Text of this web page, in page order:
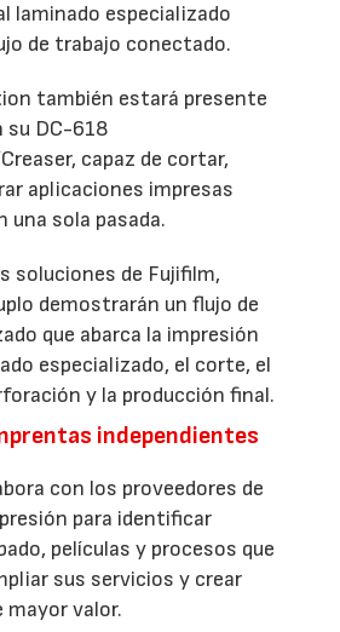
laminado especializado
de trabajo conectado.
también estará presente
su DC-618
capaz de cortar,
aplicaciones impresas
una sola pasada.
soluciones de Fujifilm,
demostrarán un flujo de
que abarca la impresión
especializado, el corte, el
y la producción final.
independientes
con los proveedores de
para identificar
películas y procesos que
sus servicios y crear
mayor valor.